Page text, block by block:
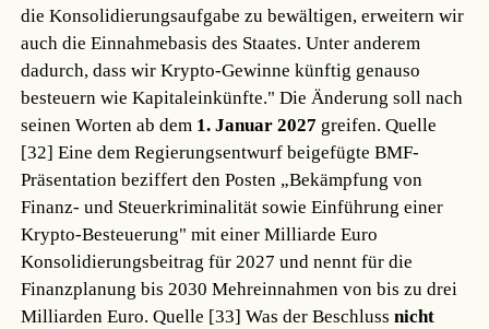
die Konsolidierungsaufgabe zu bewältigen, erweitern wir
auch die Einnahmebasis des Staates. Unter anderem
dadurch, dass wir Krypto-Gewinne künftig genauso
besteuern wie Kapitaleinkünfte." Die Änderung soll nach
seinen Worten ab dem 1. Januar 2027 greifen.Quelle
[32] Eine dem Regierungsentwurf beigefügte BMF-
Präsentation beziffert den Posten „Bekämpfung von
Finanz- und Steuerkriminalität sowie Einführung einer
Krypto-Besteuerung" mit einer Milliarde Euro
Konsolidierungsbeitrag für 2027 und nennt für die
Finanzplanung bis 2030 Mehreinnahmen von bis zu drei
Milliarden Euro.Quelle [33] Was der Beschlussnicht